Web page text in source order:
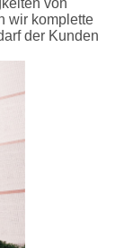
wir komplette
der Kunden